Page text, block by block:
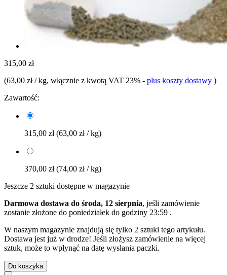
315,00 zł
(63,00 zł / kg, włącznie z kwotą VAT 23% - plus koszty dostawy )
Zawartość:
315,00 zł(63,00 zł / kg)
370,00 zł(74,00 zł / kg)
Jeszcze 2 sztuki dostępne w magazynie
Darmowa dostawa do środa, 12 sierpnia, jeśli zamówienie
zostanie złożone do poniedziałek do godziny 23:59 .
W naszym magazynie znajdują się tylko 2 sztuki tego artykułu.
Dostawa jest już w drodze! Jeśli złożysz zamówienie na więcej
sztuk, może to wpłynąć na datę wysłania paczki.
Do koszyka